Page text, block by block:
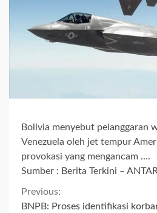
Bolivia menyebut pelanggaran
Venezuela oleh jet tempur
provokasi yang mengancam ….
Sumber : Berita Terkini –
Continue
Previous:
BNPB: Proses identifikasi